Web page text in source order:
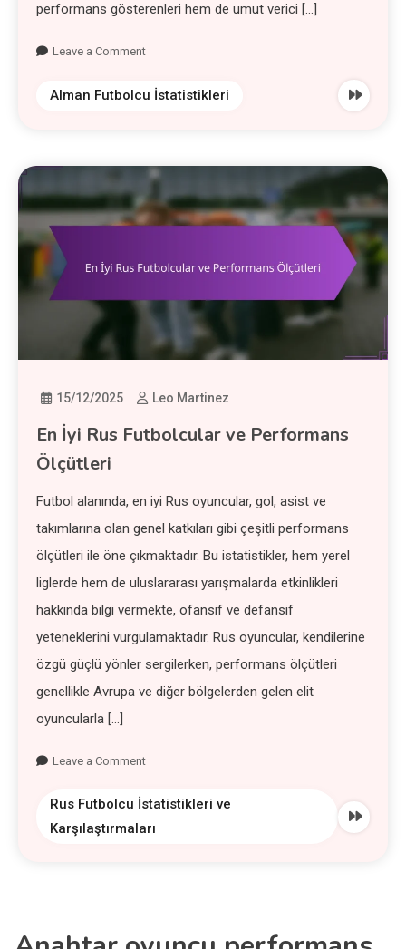
performans gösterenleri hem de umut verici […]
Leave a Comment
Alman Futbolcu İstatistikleri
15/12/2025 Leo Martinez
En İyi Rus Futbolcular ve Performans
Ölçütleri
Futbol alanında, en iyi Rus oyuncular, gol, asist ve
takımlarına olan genel katkıları gibi çeşitli performans
ölçütleri ile öne çıkmaktadır. Bu istatistikler, hem yerel
liglerde hem de uluslararası yarışmalarda etkinlikleri
hakkında bilgi vermekte, ofansif ve defansif
yeteneklerini vurgulamaktadır. Rus oyuncular, kendilerine
özgü güçlü yönler sergilerken, performans ölçütleri
genellikle Avrupa ve diğer bölgelerden gelen elit
oyuncularla […]
Leave a Comment
Rus Futbolcu İstatistikleri ve
Karşılaştırmaları